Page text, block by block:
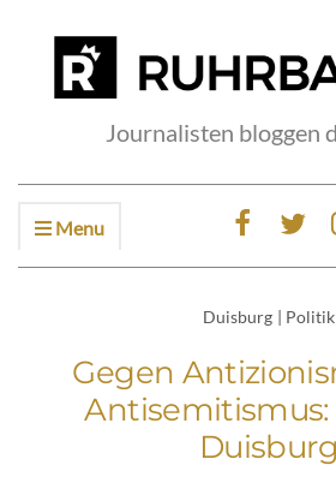
Journalisten bloggen
Menu
Duisburg | Politik
Gegen
Antisemitismus:
Duisburg